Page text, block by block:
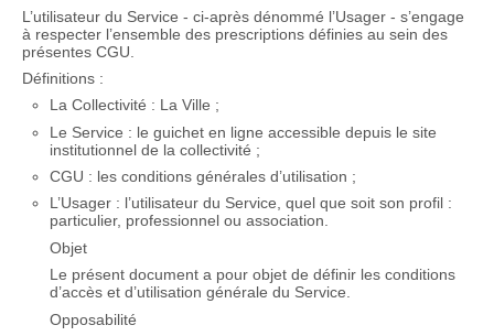
L’utilisateur du Service - ci-après dénommé l’Usager - s’engage
à respecter l’ensemble des prescriptions définies au sein des
présentes CGU.
Définitions :
La Collectivité : La Ville ;
Le Service : le guichet en ligne accessible depuis le site
institutionnel de la collectivité ;
CGU : les conditions générales d’utilisation ;
L’Usager : l’utilisateur du Service, quel que soit son profil :
particulier, professionnel ou association.
Objet
Le présent document a pour objet de définir les conditions
d’accès et d’utilisation générale du Service.
Opposabilité